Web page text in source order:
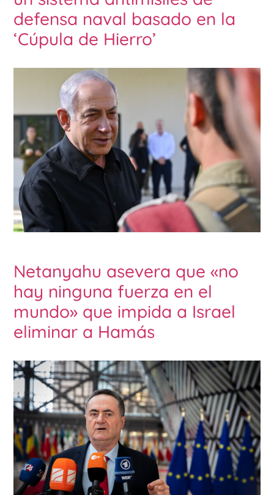
defensa naval basado en la
‘Cúpula de Hierro’
Netanyahu asevera que «no
hay ninguna fuerza en el
mundo» que impida a Israel
eliminar a Hamás